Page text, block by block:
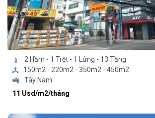
2 Hầm - 1 Trệt - 1 Lửng - 13 Tầng
150m2 - 220m2 - 350m2 - 450m2
Tây Nam
11 Usd/m2/tháng